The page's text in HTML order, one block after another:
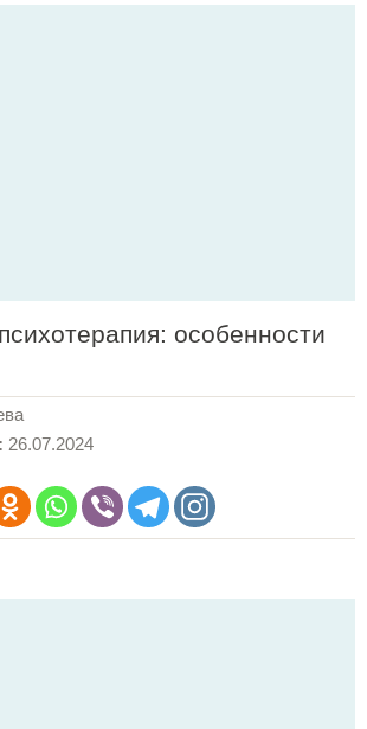
особенности
26.07.2024